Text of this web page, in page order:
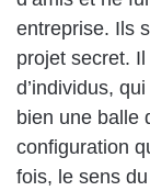
entreprise. Ils
projet secret.
d’individus,
bien une balle
configuration
fois, le sens